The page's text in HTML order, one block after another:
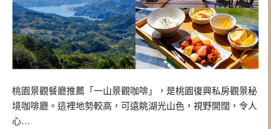
桃園景觀餐廳推薦「一山景觀咖啡」，是桃園復興私房觀景秘
境咖啡廳。這裡地勢較高，可遠眺湖光山色，視野開闊，令人
心…